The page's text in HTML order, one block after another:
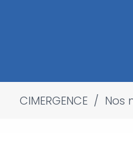
CIMERGENCE / Nos